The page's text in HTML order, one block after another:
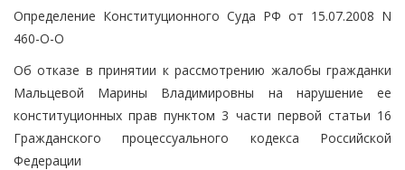
Определение Конституционного Суда РФ от 15.07.2008 N
460-О-О
Об отказе в принятии к рассмотрению жалобы гражданки
Мальцевой Марины Владимировны на нарушение ее
конституционных прав пунктом 3 части первой статьи 16
Гражданского процессуального кодекса Российской
Федерации